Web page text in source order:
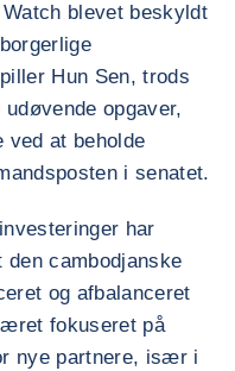
blevet beskyldt
Hun Sen, trods
opgaver,
at beholde
i senatet.
har
den cambodjanske
og afbalanceret
fokuseret på
nye partnere, især i